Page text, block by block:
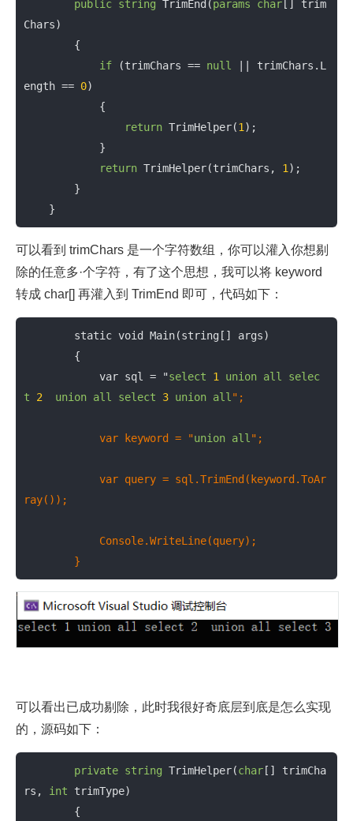
public string TrimEnd (params char [] trim
Chars)
{
if (trimChars == null
|| trimChars.L
ength == 0)
{
return TrimHelper(1 );
}
return TrimHelper(trimChars, 1 );
}
}
可以看到 trimChars 是一个字符数组，你可以灌入你想剔
除的任意多·个字符，有了这个思想，我可以将 keyword
转成 char[] 再灌入到 TrimEnd 即可，代码如下：
static void Main(string[] args)
{
var sql = "select 1 union all
selec
t
2 union all select 3 union all ";
var keyword = "union all ";
var query = sql.TrimEnd(keyword.ToAr
ray());
Console.WriteLine(query);
}
可以看出已成功剔除，此时我很好奇底层到底是怎么实现
的，源码如下：
private string TrimHelper(char [] trimCha
rs, int trimType)
{